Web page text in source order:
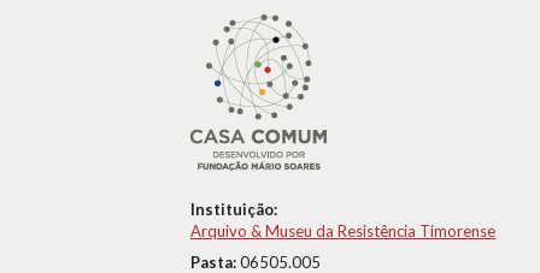
Instituição:
Arquivo & Museu da Resistência Timorense
Pasta:06505.005